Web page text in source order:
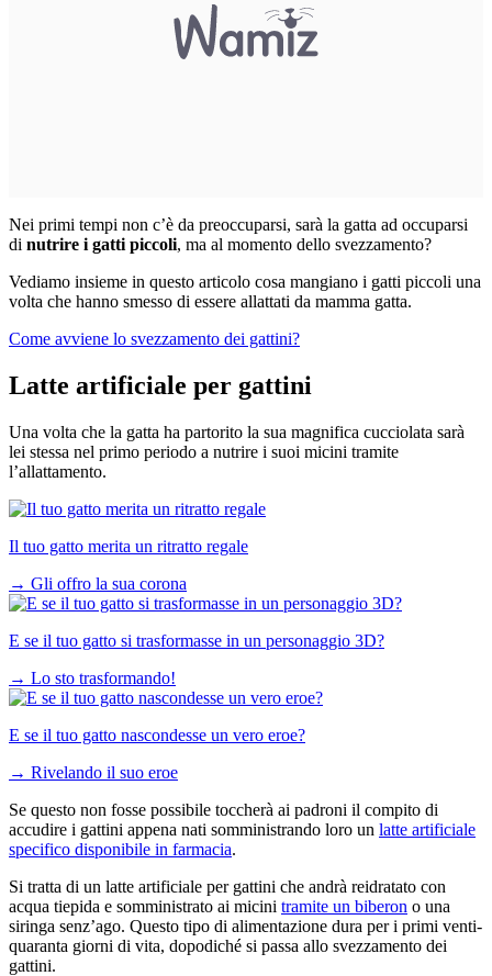
Nei primi tempi non c’è da preoccuparsi, sarà la gatta ad occuparsi
di nutrire i gatti piccoli, ma al momento dello svezzamento?
Vediamo insieme in questo articolo cosa mangiano i gatti piccoli una
volta che hanno smesso di essere allattati da mamma gatta.
Come avviene lo svezzamento dei gattini?
Latte artificiale per gattini
Una volta che la gatta ha partorito la sua magnifica cucciolata sarà
lei stessa nel primo periodo a nutrire i suoi micini tramite
l’allattamento.
Il tuo gatto merita un ritratto regale
→ Gli offro la sua corona
E se il tuo gatto si trasformasse in un personaggio 3D?
→ Lo sto trasformando!
E se il tuo gatto nascondesse un vero eroe?
→ Rivelando il suo eroe
Se questo non fosse possibile toccherà ai padroni il compito di
accudire i gattini appena nati somministrando loro un latte artificiale
specifico disponibile in farmacia.
Si tratta di un latte artificiale per gattini che andrà reidratato con
acqua tiepida e somministrato ai micini tramite un biberon o una
siringa senz’ago. Questo tipo di alimentazione dura per i primi venti-
quaranta giorni di vita, dopodiché si passa allo svezzamento dei
gattini.